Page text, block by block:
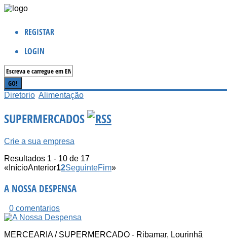
REGISTAR
LOGIN
Diretorio Alimentação
SUPERMERCADOS
Crie a sua empresa
Resultados 1 - 10 de 17
« InícioAnterior12SeguinteFim»
A NOSSA DESPENSA
0 comentarios
MERCEARIA / SUPERMERCADO - Ribamar, Lourinhã